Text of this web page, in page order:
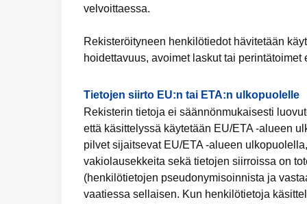
velvoittaessa.
Rekisteröityneen henkilötiedot hävitetään
hoidettavuus, avoimet laskut tai perintätoimet
Tietojen siirto EU:n tai ETA:n ulkopuolelle
Rekisterin tietoja ei säännönmukaisesti
että käsittelyssä käytetään EU/ETA -alueen
pilvet sijaitsevat EU/ETA -alueen
vakiolausekkeita sekä tietojen siirroissa on
(henkilötietojen pseudonymisoinnista ja
vaatiessa sellaisen. Kun henkilötietoja